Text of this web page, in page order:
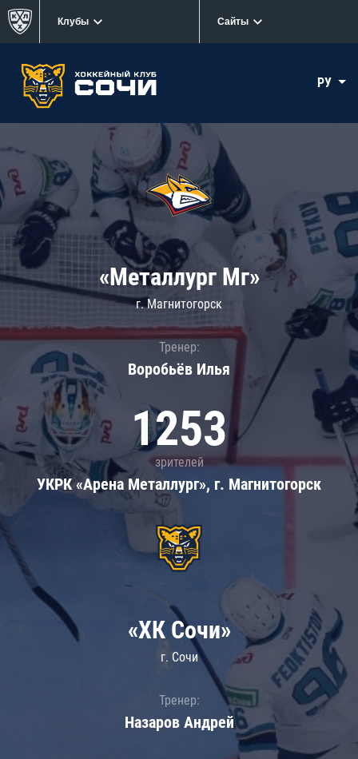
Клубы Сайты
РУ
«Металлург Мг»
г. Магнитогорск
Тренер:
Воробьёв Илья
1253
зрителей
УКРК «Арена Металлург», г. Магнитогорск
«ХК Сочи»
г. Сочи
Тренер:
Назаров Андрей